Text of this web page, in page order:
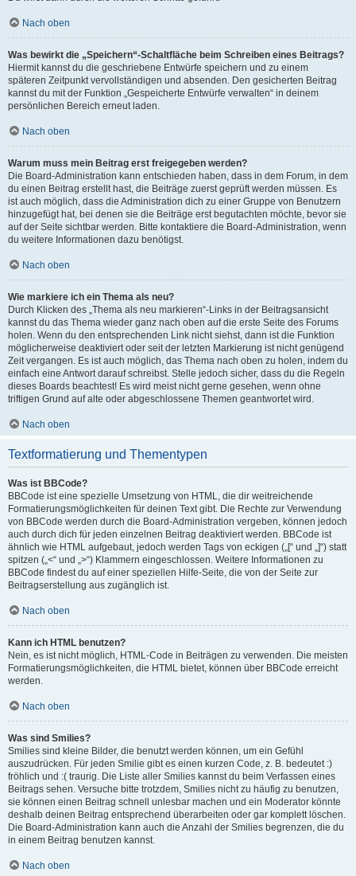
Nach oben
Was bewirkt die „Speichern“-Schaltfläche beim Schreiben eines Beitrags?
Hiermit kannst du die geschriebene Entwürfe speichern und zu einem
späteren Zeitpunkt vervollständigen und absenden. Den gesicherten Beitrag
kannst du mit der Funktion „Gespeicherte Entwürfe verwalten“ in deinem
persönlichen Bereich erneut laden.
Nach oben
Warum muss mein Beitrag erst freigegeben werden?
Die Board-Administration kann entschieden haben, dass in dem Forum, in dem
du einen Beitrag erstellt hast, die Beiträge zuerst geprüft werden müssen. Es
ist auch möglich, dass die Administration dich zu einer Gruppe von Benutzern
hinzugefügt hat, bei denen sie die Beiträge erst begutachten möchte, bevor sie
auf der Seite sichtbar werden. Bitte kontaktiere die Board-Administration, wenn
du weitere Informationen dazu benötigst.
Nach oben
Wie markiere ich ein Thema als neu?
Durch Klicken des „Thema als neu markieren“-Links in der Beitragsansicht
kannst du das Thema wieder ganz nach oben auf die erste Seite des Forums
holen. Wenn du den entsprechenden Link nicht siehst, dann ist die Funktion
möglicherweise deaktiviert oder seit der letzten Markierung ist nicht genügend
Zeit vergangen. Es ist auch möglich, das Thema nach oben zu holen, indem du
einfach eine Antwort darauf schreibst. Stelle jedoch sicher, dass du die Regeln
dieses Boards beachtest! Es wird meist nicht gerne gesehen, wenn ohne
triftigen Grund auf alte oder abgeschlossene Themen geantwortet wird.
Nach oben
Textformatierung und Thementypen
Was ist BBCode?
BBCode ist eine spezielle Umsetzung von HTML, die dir weitreichende
Formatierungsmöglichkeiten für deinen Text gibt. Die Rechte zur Verwendung
von BBCode werden durch die Board-Administration vergeben, können jedoch
auch durch dich für jeden einzelnen Beitrag deaktiviert werden. BBCode ist
ähnlich wie HTML aufgebaut, jedoch werden Tags von eckigen („[“ und „]“) statt
spitzen („<“ und „>“) Klammern eingeschlossen. Weitere Informationen zu
BBCode findest du auf einer speziellen Hilfe-Seite, die von der Seite zur
Beitragserstellung aus zugänglich ist.
Nach oben
Kann ich HTML benutzen?
Nein, es ist nicht möglich, HTML-Code in Beiträgen zu verwenden. Die meisten
Formatierungsmöglichkeiten, die HTML bietet, können über BBCode erreicht
werden.
Nach oben
Was sind Smilies?
Smilies sind kleine Bilder, die benutzt werden können, um ein Gefühl
auszudrücken. Für jeden Smilie gibt es einen kurzen Code, z. B. bedeutet :)
fröhlich und :( traurig. Die Liste aller Smilies kannst du beim Verfassen eines
Beitrags sehen. Versuche bitte trotzdem, Smilies nicht zu häufig zu benutzen,
sie können einen Beitrag schnell unlesbar machen und ein Moderator könnte
deshalb deinen Beitrag entsprechend überarbeiten oder gar komplett löschen.
Die Board-Administration kann auch die Anzahl der Smilies begrenzen, die du
in einem Beitrag benutzen kannst.
Nach oben